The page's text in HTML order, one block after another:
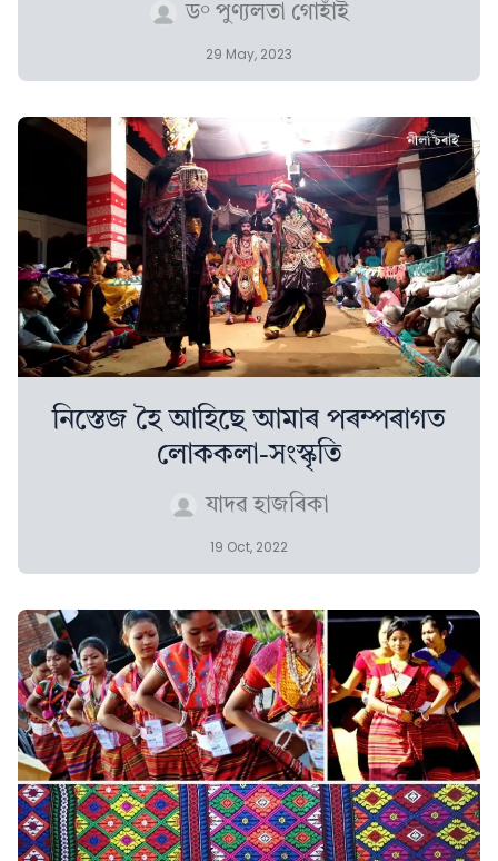
ড° পুণ্যলতা গোহাঁই
29 May, 2023
নিস্তেজ হৈ আহিছে আমাৰ পৰম্পৰাগত
লোককলা-সংস্কৃতি
যাদৱ হাজৰিকা
19 Oct, 2022